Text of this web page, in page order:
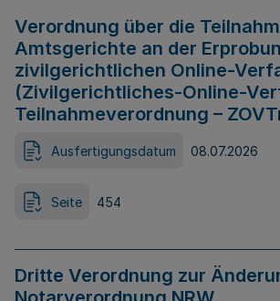
Verordnung über die
Amtsgerichte an der
zivilgerichtlichen Online-
(Zivilgerichtliches-Online-
Teilnahmeverordnung –
Ausfertigungsdatum 08.07.2026
Seite 454
Dritte Verordnung zur